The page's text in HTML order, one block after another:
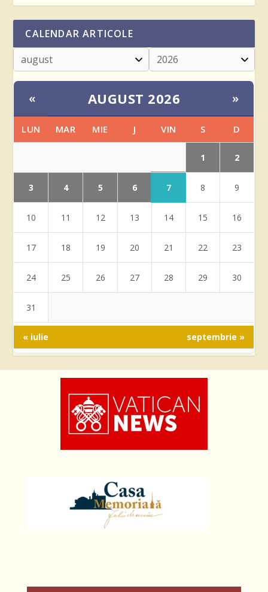
CALENDAR ARTICOLE
« AUGUST 2026 »
LUN MAR MIE J VIN S D
1 2
3 4 5 6 7 8 9
10 11 12 13 14 15 16
17 18 19 20 21 22 23
24 25 26 27 28 29 30
31
« iulie septembrie »